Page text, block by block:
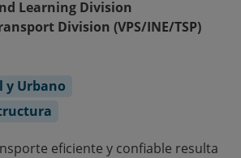
Learning Division
Division (VPS/INE/TSP)
y Urbano
eficiente y confiable resulta